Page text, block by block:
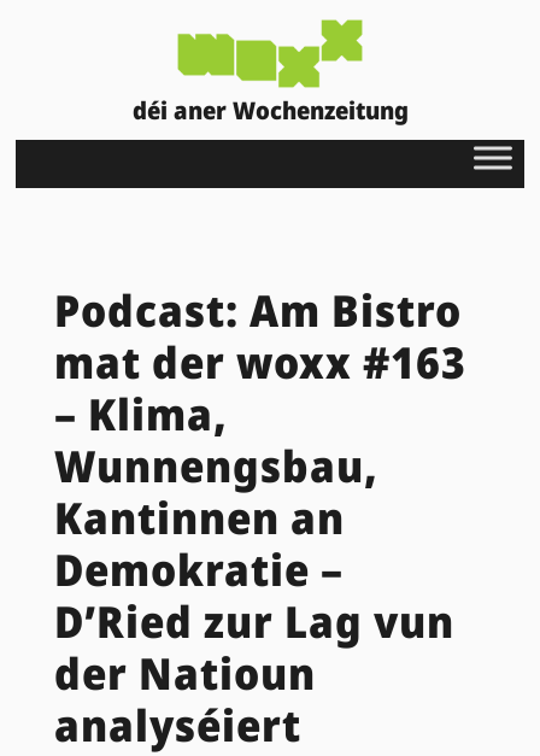
déi aner Wochenzeitung
Podcast: Am Bistro
mat der woxx #163
– Klima,
Wunnengsbau,
Kantinnen an
Demokratie –
D’Ried zur Lag vun
der Natioun
analyséiert